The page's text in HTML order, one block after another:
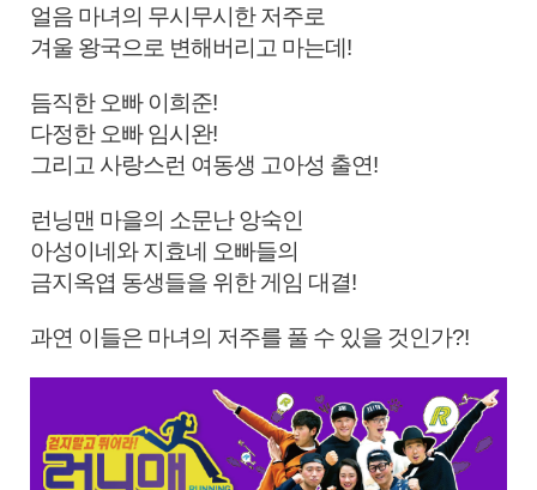
얼음 마녀의 무시무시한 저주로
겨울 왕국으로 변해버리고 마는데!
듬직한 오빠 이희준!
다정한 오빠 임시완!
그리고 사랑스런 여동생 고아성 출연!
런닝맨 마을의 소문난 앙숙인
아성이네와 지효네 오빠들의
금지옥엽 동생들을 위한 게임 대결!
과연 이들은 마녀의 저주를 풀 수 있을 것인가?!